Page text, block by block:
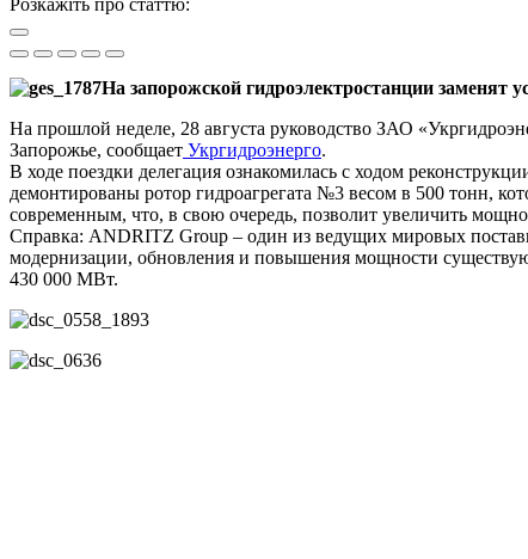
На запорожской гидроэлектростанции заменят
На прошлой неделе, 28 августа руководство ЗАО
Запорожье, сообщает Укргидроэнерго.
В ходе поездки делегация ознакомилась с ходом
демонтированы ротор гидроагрегата №3 весом в 500 тонн,
современным, что, в свою очередь, позволит увеличить
Справка: ANDRITZ Group – один из ведущих мировых
модернизации, обновления и повышения мощности
430 000 МВт.